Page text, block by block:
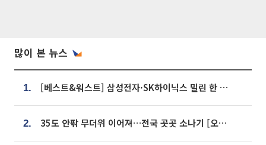
많이 본 뉴스
1. [베스트&워스트] 삼성전자·SK하이닉스 밀린 한 주…상상인증권은 85% 급등
2. 35도 안팎 무더위 이어져…전국 곳곳 소나기 [오늘 날씨]